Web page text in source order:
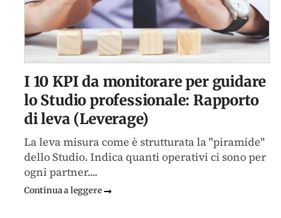
I 10 KPI da monitorare per guidare
lo Studio professionale: Rapporto
di leva (Leverage)
La leva misura come è strutturata la "piramide"
dello Studio. Indica quanti operativi ci sono per
ogni partner....
Continua a leggere